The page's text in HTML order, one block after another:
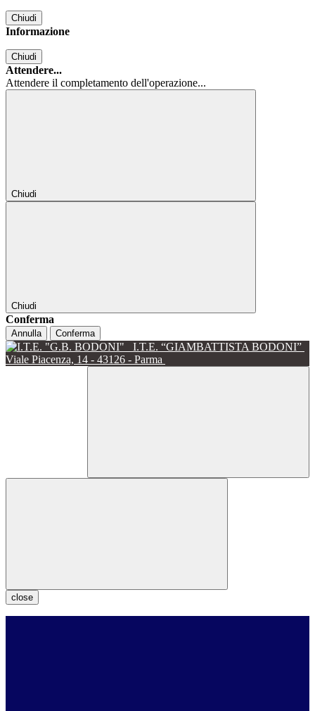
Chiudi
Informazione
Chiudi
Attendere...
Attendere il completamento dell'operazione...
Chiudi
Chiudi
Conferma
Annulla Conferma
I.T.E. “GIAMBATTISTA BODONI”
Viale Piacenza, 14 - 43126 - Parma
close